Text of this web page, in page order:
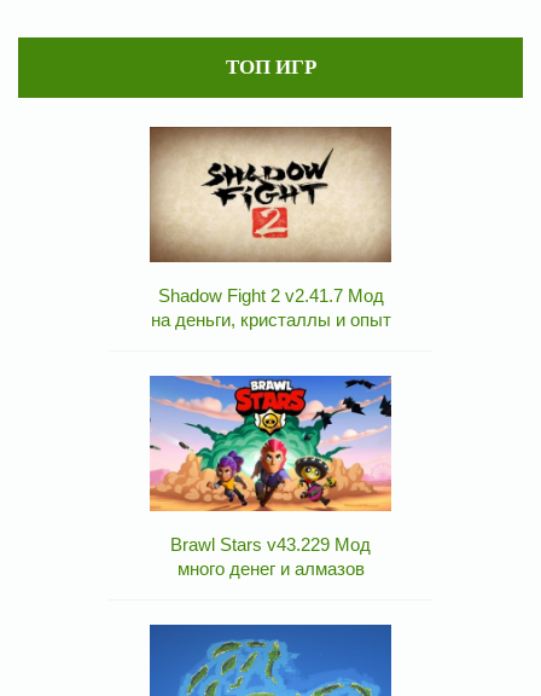
ТОП ИГР
Shadow Fight 2 v2.41.7 Мод
на деньги, кристаллы и опыт
Brawl Stars v43.229 Мод
много денег и алмазов